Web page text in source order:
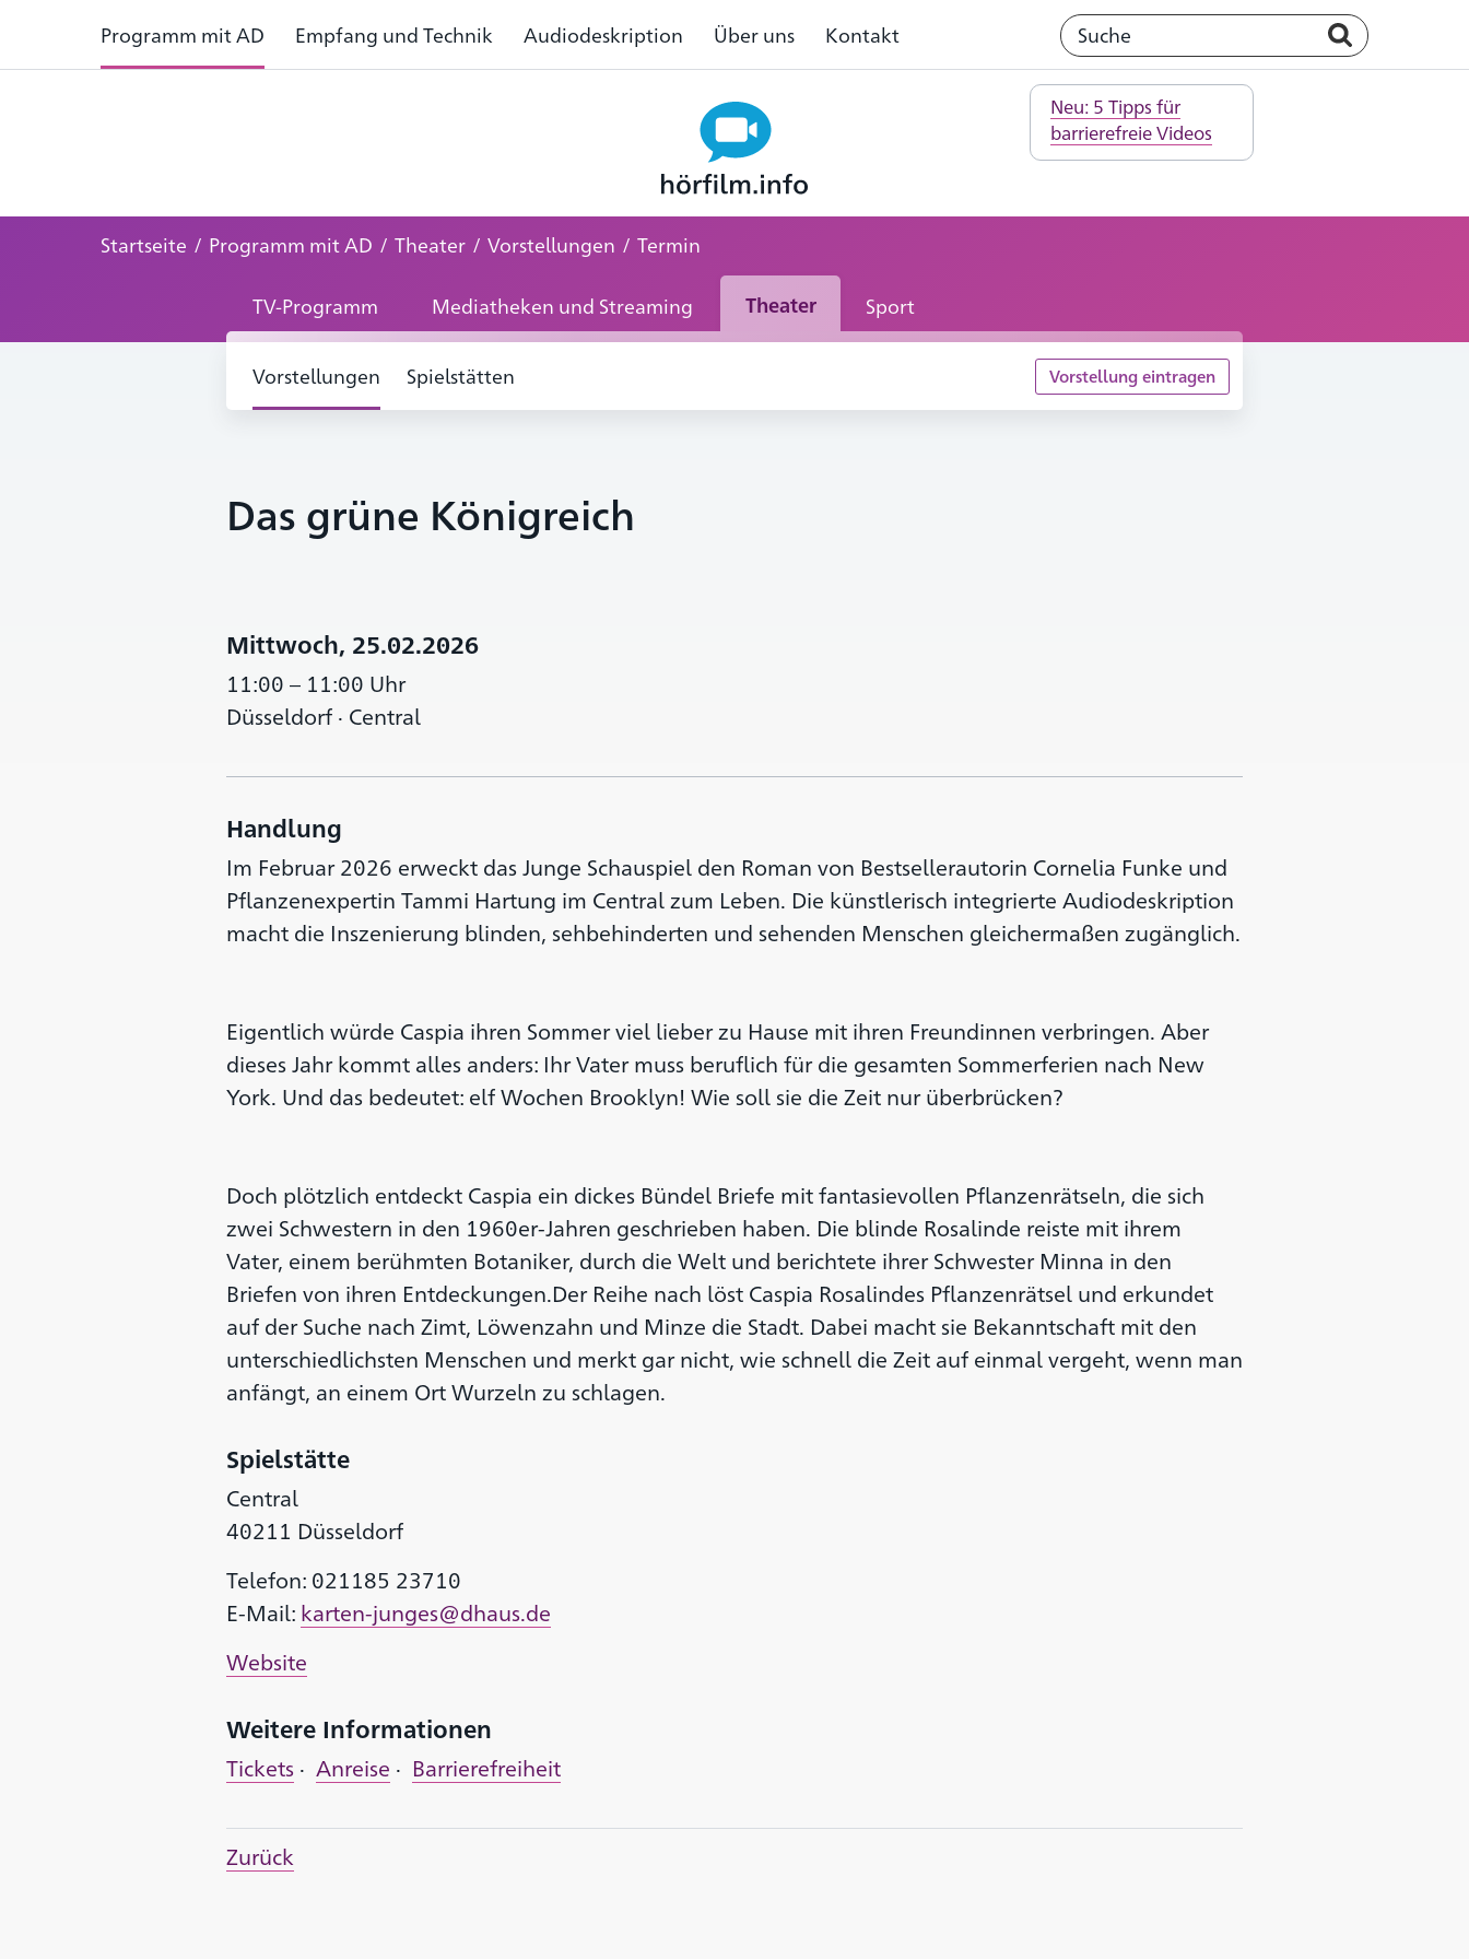
Programm mit AD Empfang und Technik Audiodeskription Über uns Kontakt
Neu: 5 Tipps für
barrierefreie Videos
Startseite / Programm mit AD / Theater / Vorstellungen / Termin
TV-Programm Mediatheken und Streaming Theater Sport
Vorstellungen Spielstätten Vorstellung eintragen
Das grüne König­reich
Mittwoch, 25.02.2026
11:00 – 11:00 Uhr
Düsseldorf · Central
Handlung
Im Februar 2026 erweckt das Junge Schauspiel den Roman von Bestsellerautorin Cornelia Funke und
Pflanzenexpertin Tammi Hartung im Central zum Leben. Die künstlerisch integrierte Audiodeskription
macht die Inszenierung blinden, sehbehinderten und sehenden Menschen gleichermaßen zugänglich.
Eigentlich würde Caspia ihren Sommer viel lieber zu Hause mit ihren Freundinnen verbringen. Aber
dieses Jahr kommt alles anders: Ihr Vater muss beruflich für die gesamten Sommerferien nach New
York. Und das bedeutet: elf Wochen Brooklyn! Wie soll sie die Zeit nur überbrücken?
Doch plötzlich entdeckt Caspia ein dickes Bündel Briefe mit fantasievollen Pflanzenrätseln, die sich
zwei Schwestern in den 1960er-Jahren geschrieben haben. Die blinde Rosalinde reiste mit ihrem
Vater, einem berühmten Botaniker, durch die Welt und berichtete ihrer Schwester Minna in den
Briefen von ihren Entdeckungen.Der Reihe nach löst Caspia Rosalindes Pflanzenrätsel und erkundet
auf der Suche nach Zimt, Löwenzahn und Minze die Stadt. Dabei macht sie Bekanntschaft mit den
unterschiedlichsten Menschen und merkt gar nicht, wie schnell die Zeit auf einmal vergeht, wenn man
anfängt, an einem Ort Wurzeln zu schlagen.
Spielstätte
Central
40211 Düsseldorf
Telefon: 021185 23710
E-Mail: karten-junges@dhaus.de
Website
Weitere Informationen
Tickets · Anreise · Barrierefreiheit
Zurück